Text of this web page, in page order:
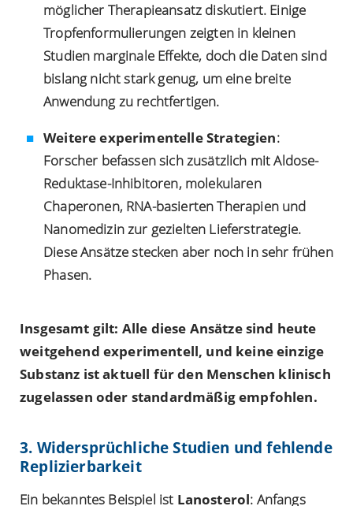
möglicher Therapieansatz diskutiert. Einige
Tropfenformulierungen zeigten in kleinen
Studien marginale Effekte, doch die Daten sind
bislang nicht stark genug, um eine breite
Anwendung zu rechtfertigen.
Weitere experimentelle Strategien:
Forscher befassen sich zusätzlich mit Aldose-
Reduktase-Inhibitoren, molekularen
Chaperonen, RNA-basierten Therapien und
Nanomedizin zur gezielten Lieferstrategie.
Diese Ansätze stecken aber noch in sehr frühen
Phasen.
Insgesamt gilt: Alle diese Ansätze sind heute
weitgehend experimentell, und keine einzige
Substanz ist aktuell für den Menschen klinisch
zugelassen oder standardmäßig empfohlen.
3. Widersprüchliche Studien und fehlende
Replizierbarkeit
Ein bekanntes Beispiel ist Lanosterol: Anfangs